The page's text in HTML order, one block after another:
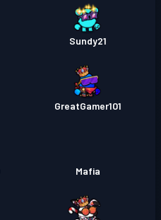
Sundy21
GreatGamer101
Mafia